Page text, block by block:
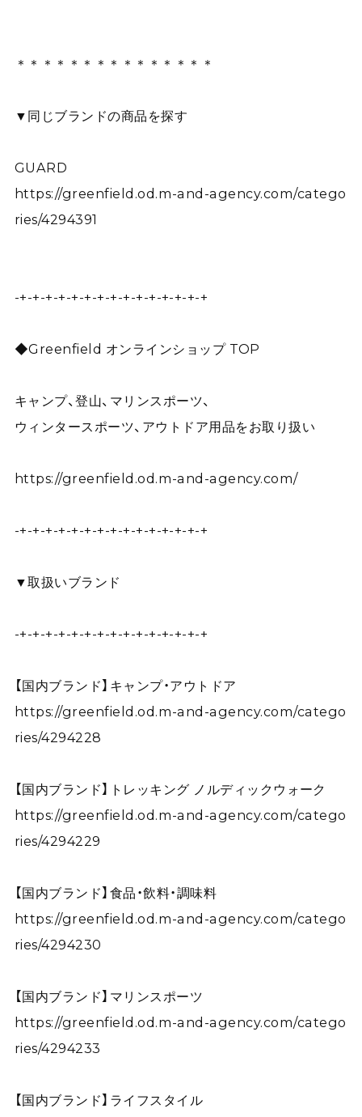
＊＊＊＊＊＊＊＊＊＊＊＊＊＊＊
▼同じブランドの商品を探す
GUARD
https://greenfield.od.m-and-agency.com/catego
ries/4294391
-+-+-+-+-+-+-+-+-+-+-+-+-+-+-+
◆Greenfield オンラインショップ TOP
キャンプ、登山、マリンスポーツ、
ウィンタースポーツ、アウトドア用品をお取り扱い
https://greenfield.od.m-and-agency.com/
-+-+-+-+-+-+-+-+-+-+-+-+-+-+-+
▼取扱いブランド
-+-+-+-+-+-+-+-+-+-+-+-+-+-+-+
【国内ブランド】キャンプ・アウトドア
https://greenfield.od.m-and-agency.com/catego
ries/4294228
【国内ブランド】トレッキング ノルディックウォーク
https://greenfield.od.m-and-agency.com/catego
ries/4294229
【国内ブランド】食品・飲料・調味料
https://greenfield.od.m-and-agency.com/catego
ries/4294230
【国内ブランド】マリンスポーツ
https://greenfield.od.m-and-agency.com/catego
ries/4294233
【国内ブランド】ライフスタイル